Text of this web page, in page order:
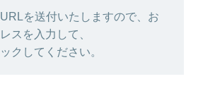
を送付いたしますので、お
スを入力して、
クしてください。